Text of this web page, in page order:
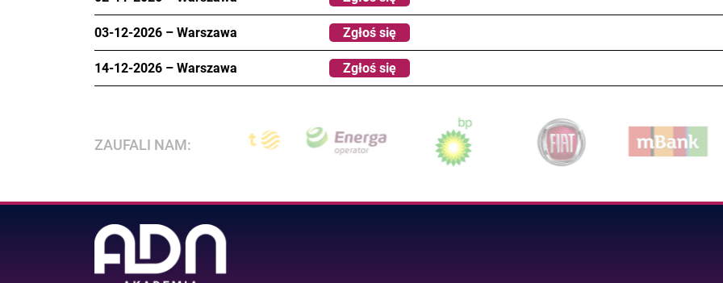
03-12-2026 – Warszawa Zgłoś się
14-12-2026 – Warszawa Zgłoś się
ZAUFALI NAM: